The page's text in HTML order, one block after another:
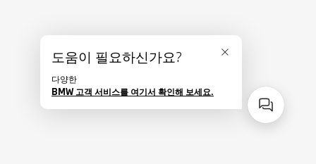
닫기
도움이 필요하신가요?
다양한
BMW 고객 서비스를 여기서 확인해 보세요.
사이드바